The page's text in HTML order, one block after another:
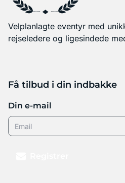
Velplanlagte eventyr med
rejseledere og ligesindede
Få tilbud i din indbakke
Din e-mail